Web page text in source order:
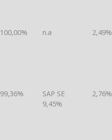
100,00% n.a 2,49%
99,36%
SAP SE
9,45%
2,76%